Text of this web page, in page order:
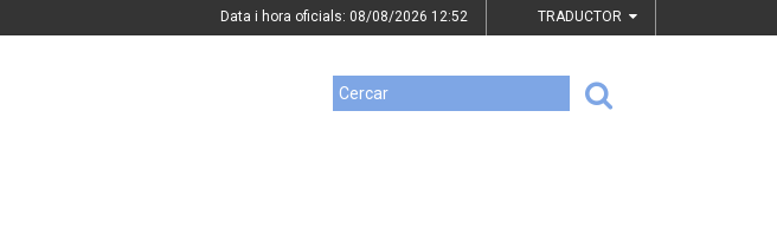
Data i hora oficials: 08/08/2026 12:52 TRADUCTOR